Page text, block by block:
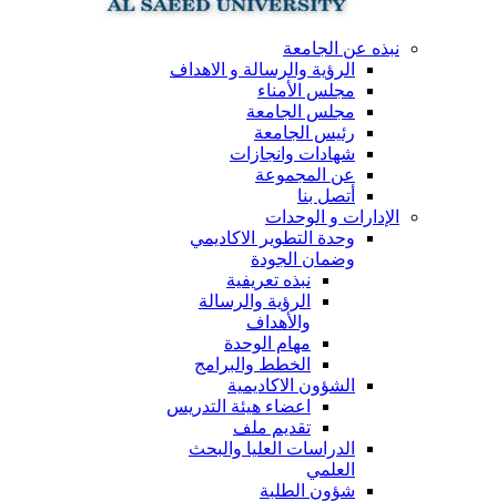
نبذه عن الجامعة
الرؤية والرسالة و الاهداف
مجلس الأمناء
مجلس الجامعة
رئيس الجامعة
شهادات وانجازات
عن المجموعة
أتصل بنا
الإدارات و الوحدات
وحدة التطوير الاكاديمي
وضمان الجودة
نبذه تعريفية
الرؤية والرسالة
والأهداف
مهام الوحدة
الخطط والبرامج
الشؤون الاكاديمية
اعضاء هيئة التدريس
تقديم ملف
الدراسات العليا والبحث
العلمي
شؤون الطلبة